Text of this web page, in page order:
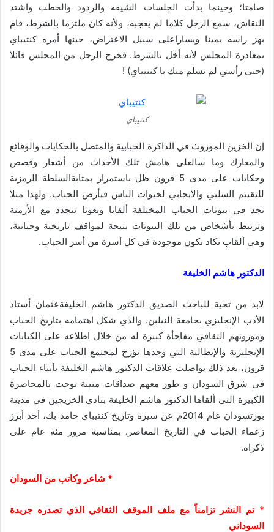
صامتا؛ وحينما بدأت الجلسات الشيقة والردود والخطب واشتد
النقاش، سمع الرجل كلاما لم يعجبه، ولأنه كان ملتزما بالشرط، قام
بهز راسه يمينا ويساراعلى سبيل الاعتراض، حينها أمره كنتيباي
بمغادرة المجلس لأنه أخل بالشرط. فخرج الرجل من المجلس قائلا
(حتى رأسي لم تسلم منك يا كنتيباي) !
كنتيباي
إن الخزين الموروث في الذاكرة الحبابية والمتصل بالحكايات والوقائع
والمعارك وما سالعلى هامش تلك الأحداث من أشعار وقصص
وحكايات على مدى 5 قرون ظل باستمرار بمثابةالسلطة الرمزية
للتقييم السلبي والايجابي لحيوات الناس فيأرض الحباب. ولهذا مثلا
نجد في بيوتات الحباب المختلفة ألقابا ونعوتا تتجدد مع الأزمنة
وترتبط بأشخاص من تلك البيوتات نتيجة لمواقف تاريخية وحياتية،
وهي ألقاب تكاد تكون موجودة في كل أسرة من أسر الحباب.
الدكتور هاشم الخليفة
لابد من تحية للباحث الصديق الدكتور هاشم الخليفةعثمان أستاذ
الأدب الإنجليزي بجامعة النيلين. والذي شكل اهتمامه بتاريخ الحباب
وموروثهم الثقافي مفاجأة كبيرة له من خلال اطلاعه على الكتابات
الإنجليزية والإيطالية التي وجدها تؤرخ لمجتمع الحباب على مدى 5
قرون، بعد ذلك تواصلت علاقات الدكتور هاشم الخليفة بأبناء الحباب
في شرق السودان و طور معهم صداقات متينة توجت بالمحاضرة
الكبيرة التي ألقاها الدكتور هاشم الخليفة بنادي الخريجين في مدينة
بورتسودان عام 2014م عن سيرة وتاريخ كنتيباي حامد بك، أحد أبرز
زعماء الحباب في التاريخ المعاصر. بمناسبة مرور مئة عام على
ذكراه.
* شاعر وكاتب من السودان
* تم النشر تزامناً مع ملف الموقف الثقافي الذي تصدره جريدة
السوداني